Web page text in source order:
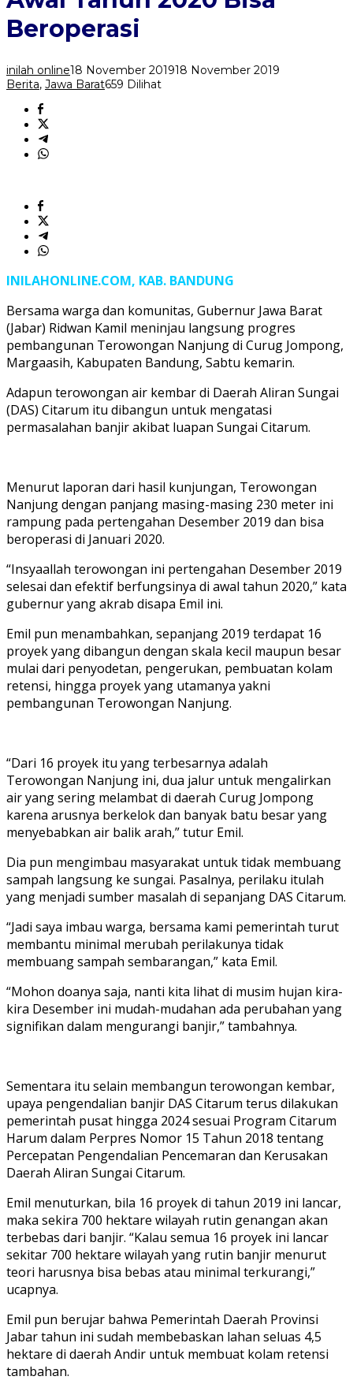
Awal
Tahun
2020
Beroperasi
Beroperasi
inilah online18 November 201918 November 2019
Berita, Jawa Barat659 Dilihat
INILAHONLINE.COM, KAB. BANDUNG
Bersama warga dan komunitas, Gubernur Jawa Barat
(Jabar) Ridwan Kamil meninjau langsung progres
pembangunan Terowongan Nanjung di Curug Jompong,
Margaasih, Kabupaten Bandung, Sabtu kemarin.
Adapun terowongan air kembar di Daerah Aliran Sungai
(DAS) Citarum itu dibangun untuk mengatasi
permasalahan banjir akibat luapan Sungai Citarum.
Menurut laporan dari hasil kunjungan, Terowongan
Nanjung dengan panjang masing-masing 230 meter ini
rampung pada pertengahan Desember 2019 dan bisa
beroperasi di Januari 2020.
“Insyaallah terowongan ini pertengahan Desember 2019
selesai dan efektif berfungsinya di awal tahun 2020,” kata
gubernur yang akrab disapa Emil ini.
Emil pun menambahkan, sepanjang 2019 terdapat 16
proyek yang dibangun dengan skala kecil maupun besar
mulai dari penyodetan, pengerukan, pembuatan kolam
retensi, hingga proyek yang utamanya yakni
pembangunan Terowongan Nanjung.
“Dari 16 proyek itu yang terbesarnya adalah
Terowongan Nanjung ini, dua jalur untuk mengalirkan
air yang sering melambat di daerah Curug Jompong
karena arusnya berkelok dan banyak batu besar yang
menyebabkan air balik arah,” tutur Emil.
Dia pun mengimbau masyarakat untuk tidak membuang
sampah langsung ke sungai. Pasalnya, perilaku itulah
yang menjadi sumber masalah di sepanjang DAS Citarum.
“Jadi saya imbau warga, bersama kami pemerintah turut
membantu minimal merubah perilakunya tidak
membuang sampah sembarangan,” kata Emil.
“Mohon doanya saja, nanti kita lihat di musim hujan kira-
kira Desember ini mudah-mudahan ada perubahan yang
signifikan dalam mengurangi banjir,” tambahnya.
Sementara itu selain membangun terowongan kembar,
upaya pengendalian banjir DAS Citarum terus dilakukan
pemerintah pusat hingga 2024 sesuai Program Citarum
Harum dalam Perpres Nomor 15 Tahun 2018 tentang
Percepatan Pengendalian Pencemaran dan Kerusakan
Daerah Aliran Sungai Citarum.
Emil menuturkan, bila 16 proyek di tahun 2019 ini lancar,
maka sekira 700 hektare wilayah rutin genangan akan
terbebas dari banjir. “Kalau semua 16 proyek ini lancar
sekitar 700 hektare wilayah yang rutin banjir menurut
teori harusnya bisa bebas atau minimal terkurangi,”
ucapnya.
Emil pun berujar bahwa Pemerintah Daerah Provinsi
Jabar tahun ini sudah membebaskan lahan seluas 4,5
hektare di daerah Andir untuk membuat kolam retensi
tambahan.